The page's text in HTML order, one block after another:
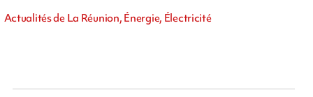
Actualités de La Réunion, Énergie, Électricité